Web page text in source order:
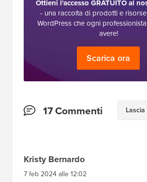
Ottieni l'accesso GRATUITO al
- una raccolta di prodotti e
WordPress che ogni
avere!
Scarica ora
Interazioni
17 Commenti
Kristy Bernardo
7 feb 2024 alle 12:02